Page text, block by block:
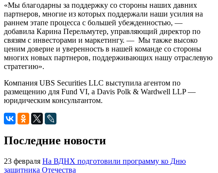
«Мы благодарны за поддержку со стороны наших давних
партнеров, многие из которых поддержали наши усилия на
раннем этапе процесса с большей убежденностью, —
добавила Карина Перельмутер, управляющий директор по
связям с инвесторами и маркетингу. — Мы также высоко
ценим доверие и уверенность в нашей команде со стороны
многих новых партнеров, поддерживающих нашу отраслевую
стратегию».
Компания UBS Securities LLC выступила агентом по
размещению для Fund VI, а Davis Polk & Wardwell LLP —
юридическим консультантом.
Последние новости
23 февраля На ВДНХ подготовили программу ко Дню
защитника Отечества